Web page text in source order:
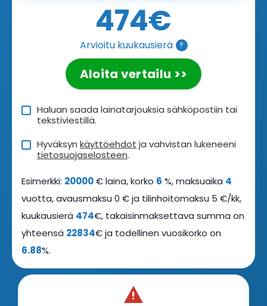
474€
Arvioitu kuukausierä ?
Aloita vertailu >>
Haluan saada lainatarjouksia sähköpostiin tai
tekstiviestillä.
Hyväksyn käyttöehdot ja vahvistan lukeneeni
tietosuojaselosteen.
Esimerkki: 20000€ laina, korko 6 %, maksuaika 4
vuotta, avausmaksu 0 € ja tilinhoitomaksu 5 €/kk,
kuukausierä 474€, takaisinmaksettava summa on
yhteensä 22834€ ja todellinen vuosikorko on
6.88%.